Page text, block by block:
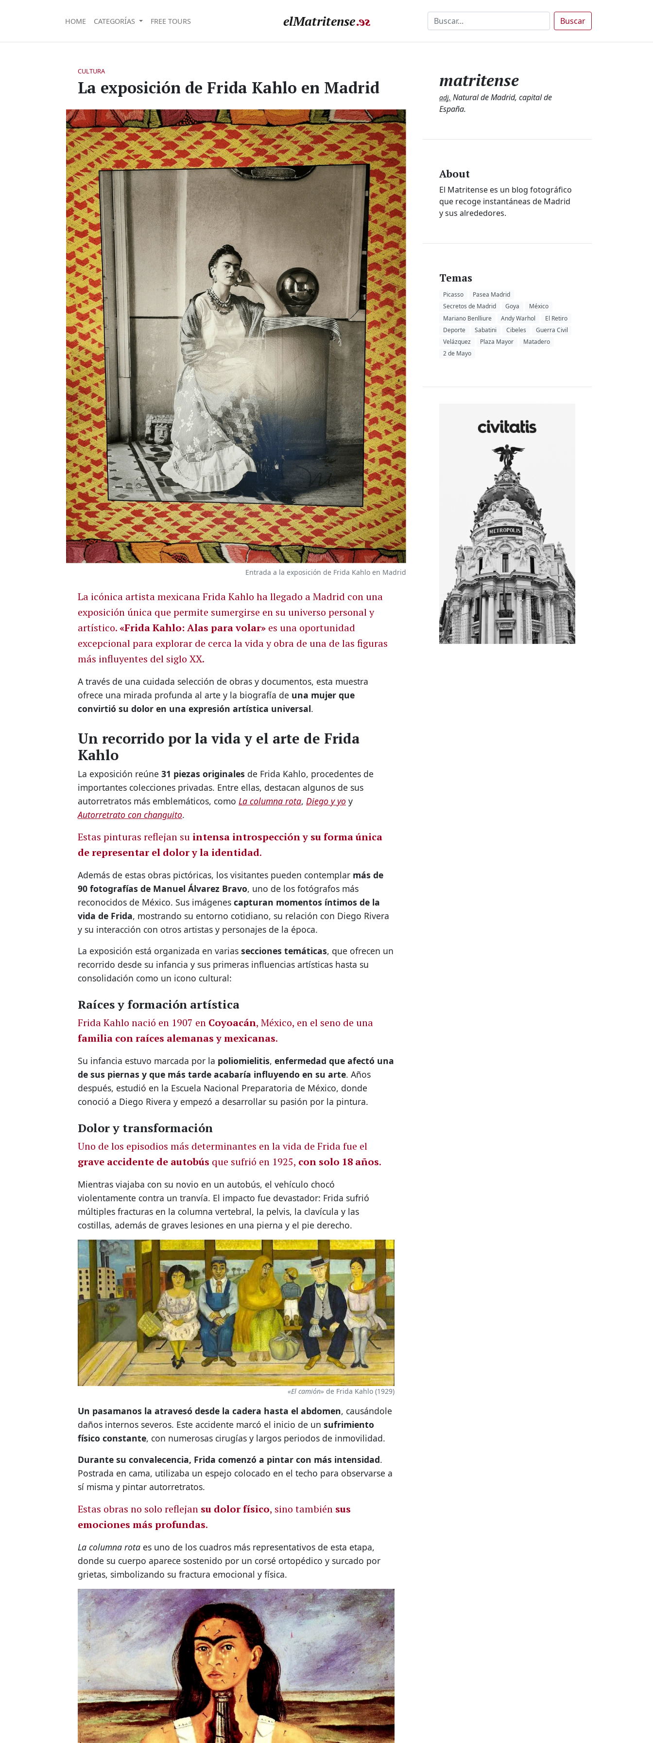
elMatritense.es
HOME CATEGORÍAS FREE TOURS Buscar
CULTURA
La exposición de Frida Kahlo en Madrid
Entrada a la exposición de Frida Kahlo en Madrid
La icónica artista mexicana Frida Kahlo ha llegado a Madrid con una
exposición única que permite sumergirse en su universo personal y
artístico.«Frida Kahlo: Alas para volar» es una oportunidad
excepcional para explorar de cerca la vida y obra de una de las figuras
más influyentes del siglo XX.
A través de una cuidada selección de obras y documentos, esta muestra
ofrece una mirada profunda al arte y la biografía de una mujer que
convirtió su dolor en una expresión artística universal.
Un recorrido por la vida y el arte de Frida
Kahlo
La exposición reúne 31 piezas originales de Frida Kahlo, procedentes de
importantes colecciones privadas. Entre ellas, destacan algunos de sus
autorretratos más emblemáticos, como La columna rota, Diego y yo y
Autorretrato con changuito.
Estas pinturas reflejan su intensa introspección y su forma única
de representar el dolor y la identidad.
Además de estas obras pictóricas, los visitantes pueden contemplar más de
90 fotografías de Manuel Álvarez Bravo, uno de los fotógrafos más
reconocidos de México. Sus imágenes capturan momentos íntimos de la
vida de Frida, mostrando su entorno cotidiano, su relación con Diego Rivera
y su interacción con otros artistas y personajes de la época.
La exposición está organizada en varias secciones temáticas, que ofrecen un
recorrido desde su infancia y sus primeras influencias artísticas hasta su
consolidación como un icono cultural:
Raíces y formación artística
Frida Kahlo nació en 1907 en Coyoacán, México, en el seno de una
familia con raíces alemanas y mexicanas.
Su infancia estuvo marcada por la poliomielitis, enfermedad que afectó una
de sus piernas y que más tarde acabaría influyendo en su arte. Años
después, estudió en la Escuela Nacional Preparatoria de México, donde
conoció a Diego Rivera y empezó a desarrollar su pasión por la pintura.
Dolor y transformación
Uno de los episodios más determinantes en la vida de Frida fue el
grave accidente de autobús que sufrió en 1925, con solo 18 años.
Mientras viajaba con su novio en un autobús, el vehículo chocó
violentamente contra un tranvía. El impacto fue devastador: Frida sufrió
múltiples fracturas en la columna vertebral, la pelvis, la clavícula y las
costillas, además de graves lesiones en una pierna y el pie derecho.
«El camión» de Frida Kahlo (1929)
Un pasamanos la atravesó desde la cadera hasta el abdomen, causándole
daños internos severos. Este accidente marcó el inicio de un sufrimiento
físico constante, con numerosas cirugías y largos periodos de inmovilidad.
Durante su convalecencia, Frida comenzó a pintar con más intensidad.
Postrada en cama, utilizaba un espejo colocado en el techo para observarse a
sí misma y pintar autorretratos.
Estas obras no solo reflejan su dolor físico, sino también sus
emociones más profundas.
La columna rota es uno de los cuadros más representativos de esta etapa,
donde su cuerpo aparece sostenido por un corsé ortopédico y surcado por
grietas, simbolizando su fractura emocional y física.
matritense
adj. Natural de Madrid, capital de
España.
About
El Matritense es un blog fotográfico
que recoge instantáneas de Madrid
y sus alrededores.
Temas
Picasso
Pasea Madrid
Secretos de Madrid
Goya
México
Mariano Benlliure
Andy Warhol
El Retiro
Deporte
Sabatini Cibeles
Guerra Civil
Velázquez
Plaza Mayor
Matadero
2 de Mayo